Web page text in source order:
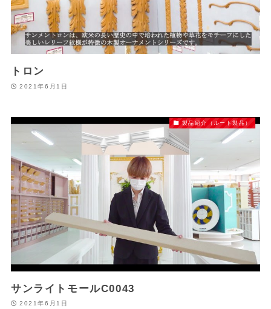
トロン
2021年6月1日
製品紹介（ルート製品）
サンライトモールC0043
2021年6月1日